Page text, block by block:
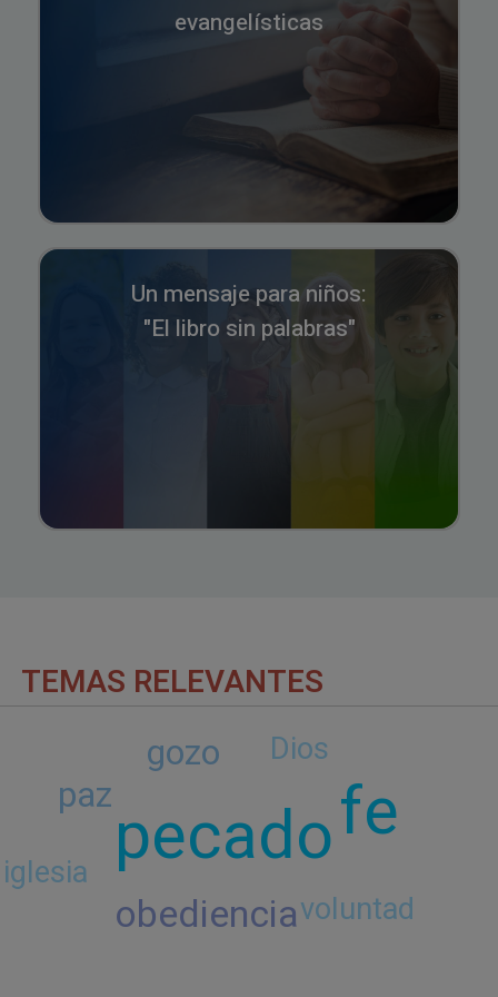
evangelísticas
Un mensaje para niños:
"El libro sin palabras"
TEMAS RELEVANTES
pecadofe
obediencia
paz
gozo
iglesia
voluntad
Dios